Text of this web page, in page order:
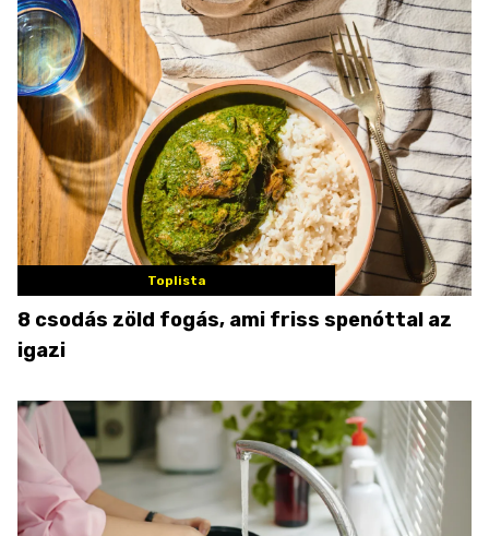
Toplista
8 csodás zöld fogás, ami friss spenóttal az
igazi